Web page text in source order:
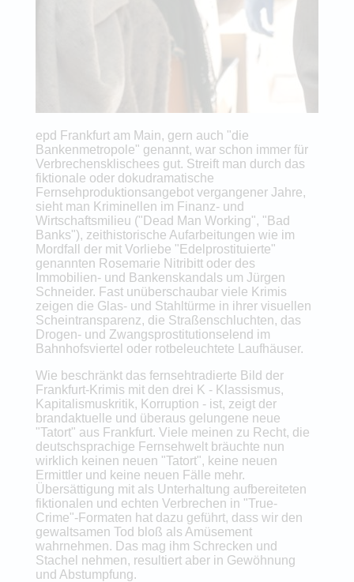
epd Frankfurt am Main, gern auch "die
Bankenmetropole" genannt, war schon immer für
Verbrechensklischees gut. Streift man durch das
fiktionale oder dokudramatische
Fernsehproduktionsangebot vergangener Jahre,
sieht man Kriminellen im Finanz- und
Wirtschaftsmilieu ("Dead Man Working", "Bad
Banks"), zeithistorische Aufarbeitungen wie im
Mordfall der mit Vorliebe "Edelprostituierte"
genannten Rosemarie Nitribitt oder des
Immobilien- und Bankenskandals um Jürgen
Schneider. Fast unüberschaubar viele Krimis
zeigen die Glas- und Stahltürme in ihrer visuellen
Scheintransparenz, die Straßenschluchten, das
Drogen- und Zwangsprostitutionselend im
Bahnhofsviertel oder rotbeleuchtete Laufhäuser.
Wie beschränkt das fernsehtradierte Bild der
Frankfurt-Krimis mit den drei K - Klassismus,
Kapitalismuskritik, Korruption - ist, zeigt der
brandaktuelle und überaus gelungene neue
"Tatort" aus Frankfurt. Viele meinen zu Recht, die
deutschsprachige Fernsehwelt bräuchte nun
wirklich keinen neuen "Tatort", keine neuen
Ermittler und keine neuen Fälle mehr.
Übersättigung mit als Unterhaltung aufbereiteten
fiktionalen und echten Verbrechen in "True-
Crime"-Formaten hat dazu geführt, dass wir den
gewaltsamen Tod bloß als Amüsement
wahrnehmen. Das mag ihm Schrecken und
Stachel nehmen, resultiert aber in Gewöhnung
und Abstumpfung.